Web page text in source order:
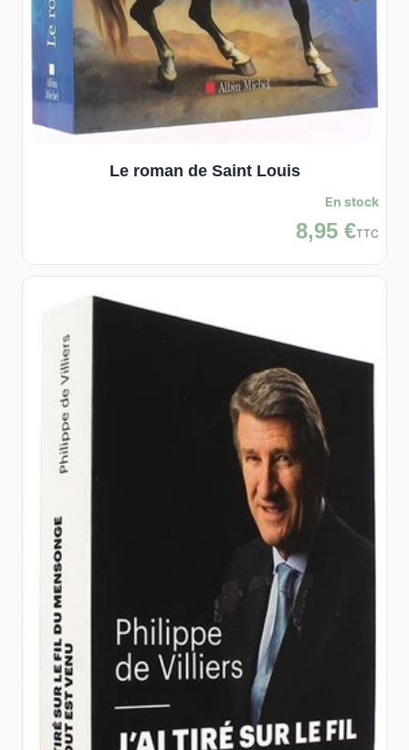
Le roman de Saint Louis
En stock
8,95 €TTC